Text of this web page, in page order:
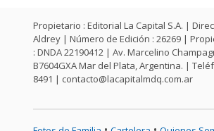
Propietario : Editorial La Capital S.A. |
Aldrey | Número de Edición : 26269 |
: DNDA 22190412 | Av. Marcelino
B7604GXA Mar del Plata, Argentina. |
8491 | contacto@lacapitalmdq.com.ar